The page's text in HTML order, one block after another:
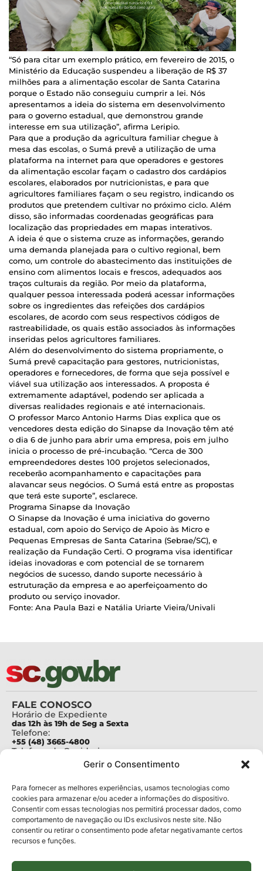
Gerir o Consentimento
Para fornecer as melhores experiências, usamos tecnologias como
cookies para armazenar e/ou aceder a informações do dispositivo.
Consentir com essas tecnologias nos permitirá processar dados, como
comportamento de navegação ou IDs exclusivos neste site. Não
consentir ou retirar o consentimento pode afetar negativamante certos
recursos e funções.
“Só para citar um exemplo prático, em fevereiro de 2015, o
Ministério da Educação suspendeu a liberação de R$ 37
milhões para a alimentação escolar de Santa Catarina
porque o Estado não conseguiu cumprir a lei. Nós
apresentamos a ideia do sistema em desenvolvimento
para o governo estadual, que demonstrou grande
interesse em sua utilização”, afirma Leripio.
Para que a produção da agricultura familiar chegue à
mesa das escolas, o Sumá prevê a utilização de uma
plataforma na internet para que operadores e gestores
da alimentação escolar façam o cadastro dos cardápios
escolares, elaborados por nutricionistas, e para que
agricultores familiares façam o seu registro, indicando os
produtos que pretendem cultivar no próximo ciclo. Além
disso, são informadas coordenadas geográficas para
localização das propriedades em mapas interativos.
A ideia é que o sistema cruze as informações, gerando
uma demanda planejada para o cultivo regional, bem
como, um controle do abastecimento das instituições de
ensino com alimentos locais e frescos, adequados aos
traços culturais da região. Por meio da plataforma,
qualquer pessoa interessada poderá acessar informações
sobre os ingredientes das refeições dos cardápios
escolares, de acordo com seus respectivos códigos de
rastreabilidade, os quais estão associados às informações
inseridas pelos agricultores familiares.
Além do desenvolvimento do sistema propriamente, o
Sumá prevê capacitação para gestores, nutricionistas,
operadores e fornecedores, de forma que seja possível e
viável sua utilização aos interessados. A proposta é
extremamente adaptável, podendo ser aplicada a
diversas realidades regionais e até internacionais.
O professor Marco Antonio Harms Dias explica que os
vencedores desta edição do Sinapse da Inovação têm até
o dia 6 de junho para abrir uma empresa, pois em julho
inicia o processo de pré-incubação. “Cerca de 300
empreendedores destes 100 projetos selecionados,
receberão acompanhamento e capacitações para
alavancar seus negócios. O Sumá está entre as propostas
que terá este suporte”, esclarece.
Programa Sinapse da Inovação
O Sinapse da Inovação é uma iniciativa do governo
estadual, com apoio do Serviço de Apoio às Micro e
Pequenas Empresas de Santa Catarina (Sebrae/SC), e
realização da Fundação Certi. O programa visa identificar
ideias inovadoras e com potencial de se tornarem
negócios de sucesso, dando suporte necessário à
estruturação da empresa e ao aperfeiçoamento do
produto ou serviço inovador.
Fonte: Ana Paula Bazi e Natália Uriarte Vieira/Univali
FALE CONOSCO
Horário de Expediente
das 12h às 19h de Seg a Sexta
Telefone:
+55 (48) 3665-4800
Telefone da Ouvidoria
Para assuntos relacionados à Pesquisa
pesquisa@fapesc.sc.gov.br
Para assuntos relacionados à Inovação
inovacao@fapesc.sc.gov.br
Para assuntos relacionados à Bolsas
bolsas@fapesc.sc.gov.br
Para assuntos relacionados à Prestação de Contas
Para assuntos relacionados à Plataforma